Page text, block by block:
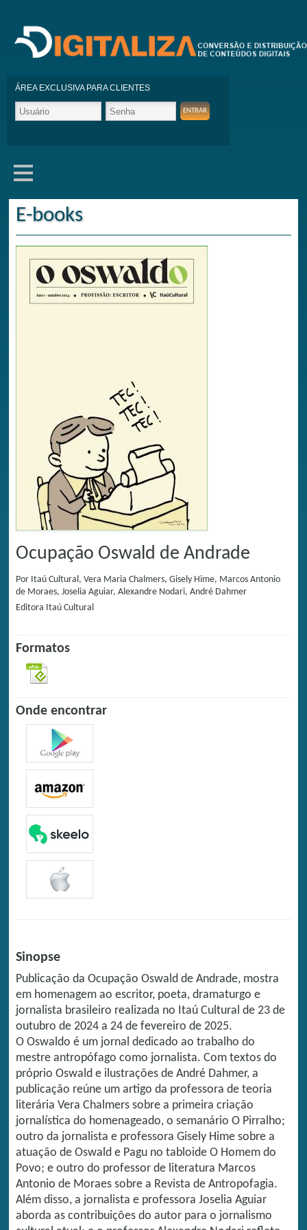
ÁREA EXCLUSIVA PARA CLIENTES
E-books
Ocupação Oswald de Andrade
Por Itaú Cultural, Vera Maria Chalmers, Gisely Hime, Marcos Antonio
de Moraes, Joselia Aguiar, Alexandre Nodari, André Dahmer
Editora Itaú Cultural
Formatos
Onde encontrar
Sinopse
Publicação da Ocupação Oswald de Andrade, mostra
em homenagem ao escritor, poeta, dramaturgo e
jornalista brasileiro realizada no Itaú Cultural de 23 de
outubro de 2024 a 24 de fevereiro de 2025.
O Oswaldo é um jornal dedicado ao trabalho do
mestre antropófago como jornalista. Com textos do
próprio Oswald e ilustrações de André Dahmer, a
publicação reúne um artigo da professora de teoria
literária Vera Chalmers sobre a primeira criação
jornalística do homenageado, o semanário O Pirralho;
outro da jornalista e professora Gisely Hime sobre a
atuação de Oswald e Pagu no tabloide O Homem do
Povo; e outro do professor de literatura Marcos
Antonio de Moraes sobre a Revista de Antropofagia.
Além disso, a jornalista e professora Joselia Aguiar
aborda as contribuições do autor para o jornalismo